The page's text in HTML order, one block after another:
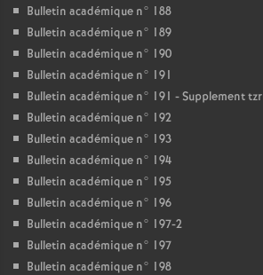
Bulletin académique n° 188
Bulletin académique n° 189
Bulletin académique n° 190
Bulletin académique n° 191
Bulletin académique n° 191 - Supplement tzr
Bulletin académique n° 192
Bulletin académique n° 193
Bulletin académique n° 194
Bulletin académique n° 195
Bulletin académique n° 196
Bulletin académique n° 197-2
Bulletin académique n° 197
Bulletin académique n° 198